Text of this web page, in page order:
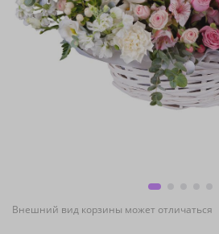
Внешний вид корзины может отличаться